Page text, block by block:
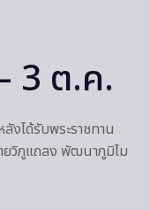
3 ต.ค.
ลังได้รับพระราชทาน
ยวิภูแถลง พัฒนาภูมิไม